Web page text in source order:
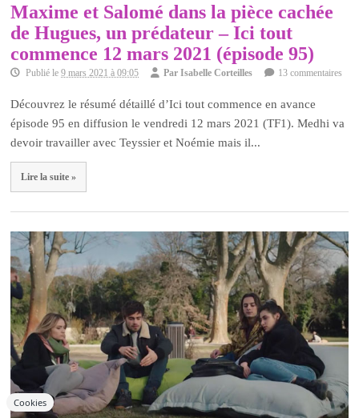
Maxime et Salomé dans la pièce cachée
de Hugues, un prédateur – Ici tout
commence 12 mars 2021 (épisode 95)
Publié le9 mars 2021 à 09:05 ParIsabelle Corteilles 13 commentaires
Découvrez le résumé détaillé d’Ici tout commence en avance
épisode 95 en diffusion le vendredi 12 mars 2021 (TF1). Medhi va
devoir travailler avec Teyssier et Noémie mais il...
Lire la suite »
Cookies